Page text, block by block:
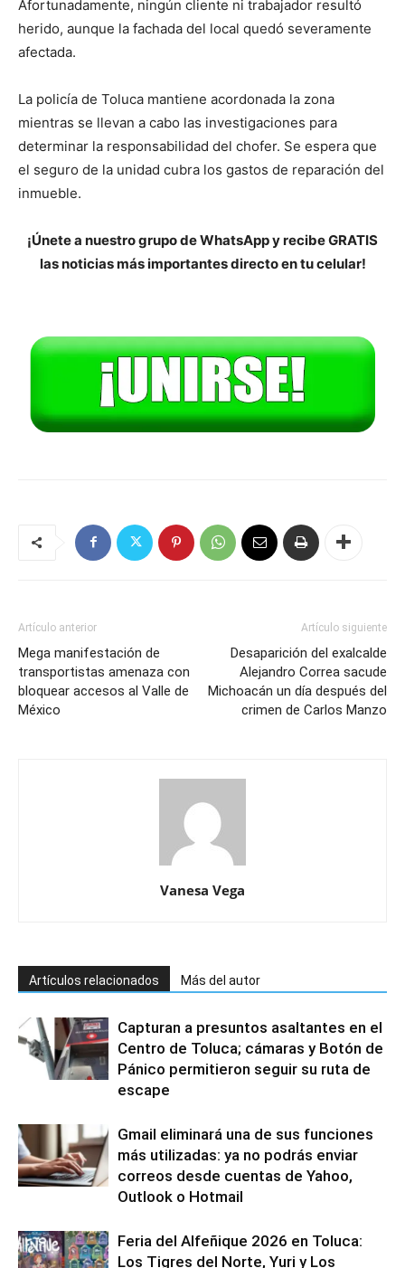
Afortunadamente, ningún cliente ni trabajador resultó
herido, aunque la fachada del local quedó severamente
afectada.
La policía de Toluca mantiene acordonada la zona
mientras se llevan a cabo las investigaciones para
determinar la responsabilidad del chofer. Se espera que
el seguro de la unidad cubra los gastos de reparación del
inmueble.
¡Únete a nuestro grupo de WhatsApp y recibe GRATIS
las noticias más importantes directo en tu celular!
Artículo anterior
Mega manifestación de
transportistas amenaza con
bloquear accesos al Valle de
México
Artículo siguiente
Desaparición del exalcalde
Alejandro Correa sacude
Michoacán un día después del
crimen de Carlos Manzo
Vanesa Vega
Artículos relacionados Más del autor
Capturan a presuntos asaltantes en el
Centro de Toluca; cámaras y Botón de
Pánico permitieron seguir su ruta de
escape
Gmail eliminará una de sus funciones
más utilizadas: ya no podrás enviar
correos desde cuentas de Yahoo,
Outlook o Hotmail
Feria del Alfeñique 2026 en Toluca:
Los Tigres del Norte, Yuri y Los